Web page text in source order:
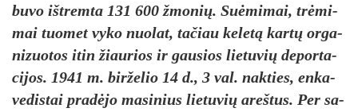
bu­vo išt­rem­ta 131 600 žmo­nių. Suė­mi­mai, trėmi­
mai tuo­met vy­ko nuo­lat, ta­čiau ke­letą kartų or­ga­
ni­zuo­tos itin žiau­rios ir gau­sios lie­tu­vių de­por­ta­
ci­jos. 1941 m. bir­že­lio 14 d., 3 val. nak­ties, en­ka­
ve­dis­tai pra­dėjo ma­si­nius lie­tu­vių areš­tus. Per sa­